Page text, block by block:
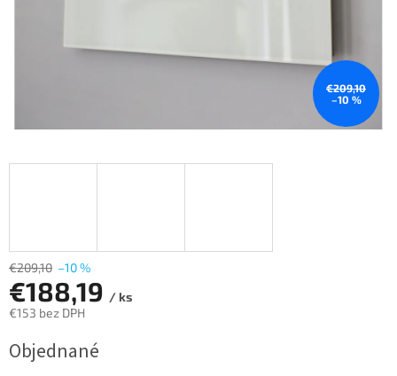
€209,10
–10 %
€209,10 –10 %
€188,19 / ks
€153 bez DPH
cena:
Objednané